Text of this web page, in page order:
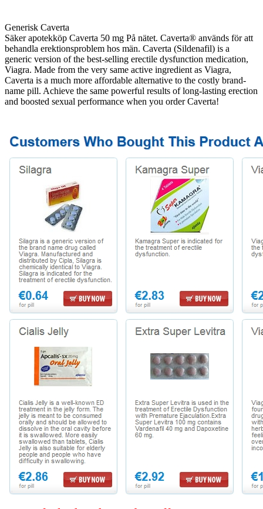
Generisk Caverta
Säker apotekköp Caverta 50 mg På nätet. Caverta® används för att
behandla erektionsproblem hos män. Caverta (Sildenafil) is a
generic version of the best-selling erectile dysfunction medication,
Viagra. Made from the very same active ingredient as Viagra,
Caverta is a much more affordable alternative to the costly brand-
name pill. Achieve the same powerful results of long-lasting erection
and boosted sexual performance when you order Caverta!